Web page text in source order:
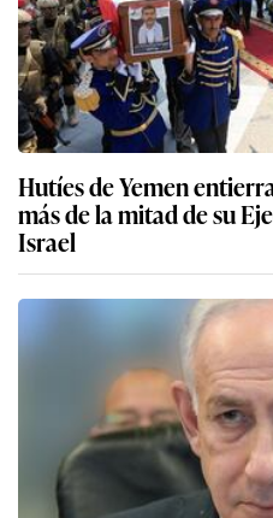
Hutíes de Yemen
más de la mitad de su
Israel